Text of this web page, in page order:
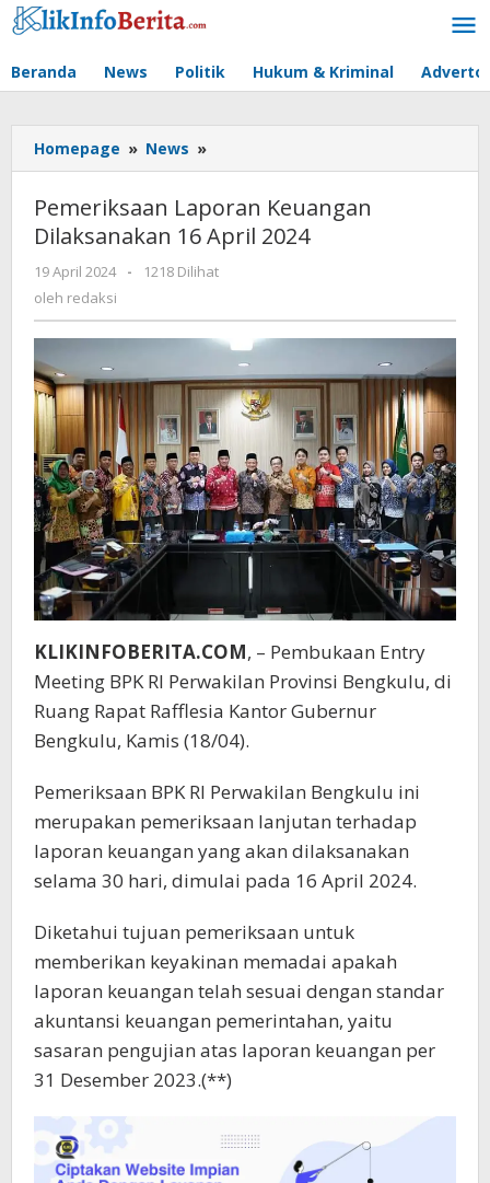
Lewati
ke
Beranda News Politik Hukum & Kriminal
Homepage » News »
Laporan
Dilaksanakan
16
April
Pemeriksaan Laporan Keuangan
Dilaksanakan 16 April 2024
19 April 2024
oleh
-
1218 Dilihat
oleh redaksi
KLIKINFOBERITA.COM, – Pembukaan Entry
Meeting BPK RI Perwakilan Provinsi Bengkulu, di
Ruang Rapat Rafflesia Kantor Gubernur
Bengkulu, Kamis (18/04).
Pemeriksaan BPK RI Perwakilan Bengkulu ini
merupakan pemeriksaan lanjutan terhadap
laporan keuangan yang akan dilaksanakan
selama 30 hari, dimulai pada 16 April 2024.
Diketahui tujuan pemeriksaan untuk
memberikan keyakinan memadai apakah
laporan keuangan telah sesuai dengan standar
akuntansi keuangan pemerintahan, yaitu
sasaran pengujian atas laporan keuangan per
31 Desember 2023.(**)